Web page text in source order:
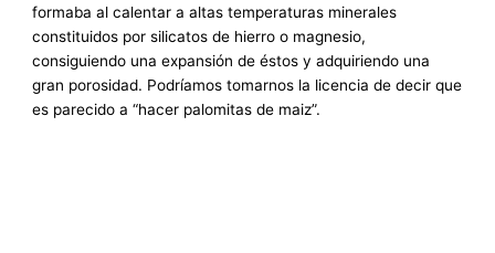
formaba al calentar a altas temperaturas minerales
constituidos por silicatos de hierro o magnesio,
consiguiendo una expansión de éstos y adquiriendo una
gran porosidad. Podríamos tomarnos la licencia de decir que
es parecido a “hacer palomitas de maiz”.